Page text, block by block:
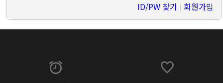
ID/PW 찾기 | 회원가입